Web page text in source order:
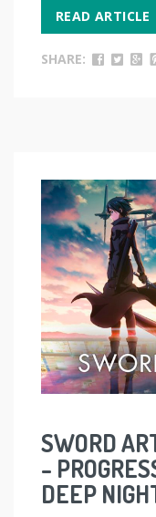
READ ARTICLE
SHARE:
SWORD
–
DEEP